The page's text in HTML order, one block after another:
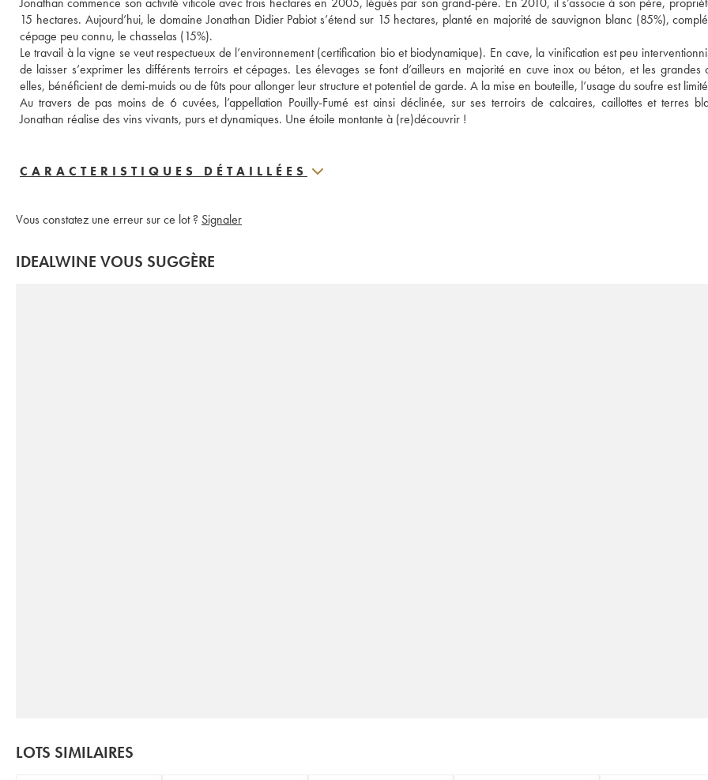
15 hectares. Aujourd’hui, le domaine Jonathan Didier Pabiot s’étend sur 15 hectares, planté en majorité de sauvignon blanc (85%),
cépage peu connu, le chasselas (15%).
Le travail à la vigne se veut respectueux de l’environnement (certification bio et biodynamique). En cave, la vinification est peu
de laisser s’exprimer les différents terroirs et cépages. Les élevages se font d’ailleurs en majorité en cuve inox ou béton, et les grandes
elles, bénéficient de demi-muids ou de fûts pour allonger leur structure et potentiel de garde. A la mise en bouteille, l’usage du soufre est
Au travers de pas moins de 6 cuvées, l’appellation Pouilly-Fumé est ainsi déclinée, sur ses terroirs de calcaires, caillottes et terres
Jonathan réalise des vins vivants, purs et dynamiques. Une étoile montante à (re)découvrir !
CARACTERISTIQUES DÉTAILLÉES
Vous constatez une erreur sur ce lot ? Signaler
IDEALWINE VOUS SUGGÈRE
LOTS SIMILAIRES